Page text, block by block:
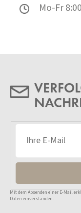
Mo-Fr
Mit dem Absenden einer E-Mail
Daten einverstanden.